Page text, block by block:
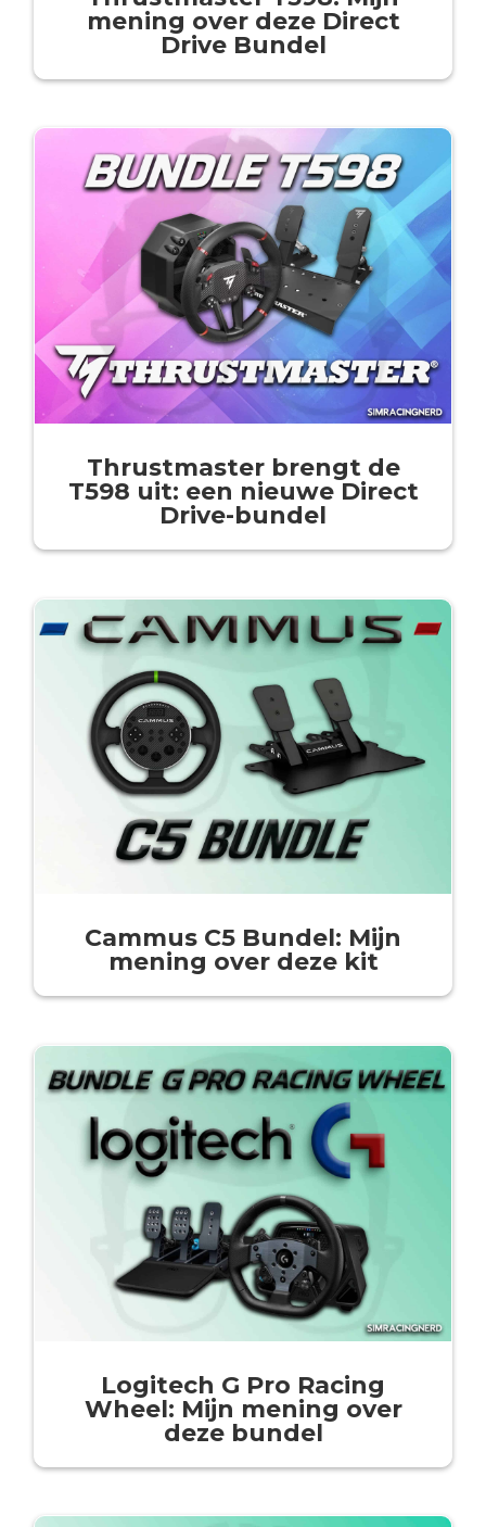
mening over deze Direct
Drive Bundel
Thrustmaster brengt de
T598 uit: een nieuwe Direct
Drive-bundel
Cammus C5 Bundel: Mijn
mening over deze kit
Logitech G Pro Racing
Wheel: Mijn mening over
deze bundel